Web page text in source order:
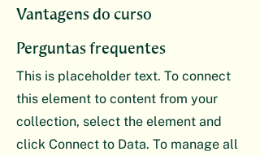
Vantagens do curso
Perguntas frequentes
This is placeholder text. To connect
this element to content from your
collection, select the element and
click Connect to Data. To manage all